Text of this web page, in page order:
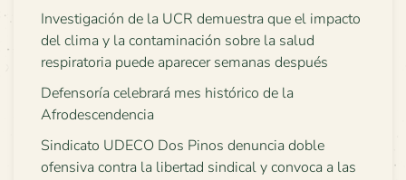
Investigación de la UCR demuestra que el impacto
del clima y la contaminación sobre la salud
respiratoria puede aparecer semanas después
Defensoría celebrará mes histórico de la
Afrodescendencia
Sindicato UDECO Dos Pinos denuncia doble
ofensiva contra la libertad sindical y convoca a las